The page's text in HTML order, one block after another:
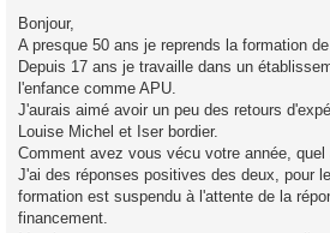
s
a
e
n
n
l
Bonjour,
A presque 50 ans je reprends la formation
Depuis 17 ans je travaille dans un
l'enfance comme APU.
J'aurais aimé avoir un peu des retours
Louise Michel et Iser bordier.
Comment avez vous vécu votre année, quel
J'ai des réponses positives des deux, pour
formation est suspendu à l'attente de la
financement.